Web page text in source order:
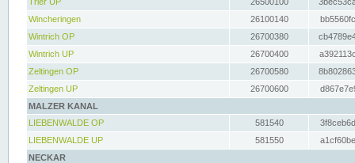
Wincheringen
26100140
Wintrich OP
26700380
Wintrich UP
26700400
Zeltingen OP
26700580
Zeltingen UP
26700600
MALZER KANAL
LIEBENWALDE OP
581540
LIEBENWALDE UP
581550
NECKAR